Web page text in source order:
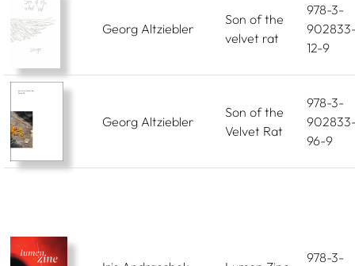
Georg Altziebler
Son of the
velvet rat
978-3-
12-9
Georg Altziebler
Son of the
Velvet Rat
978-3-
96-9
978-3-